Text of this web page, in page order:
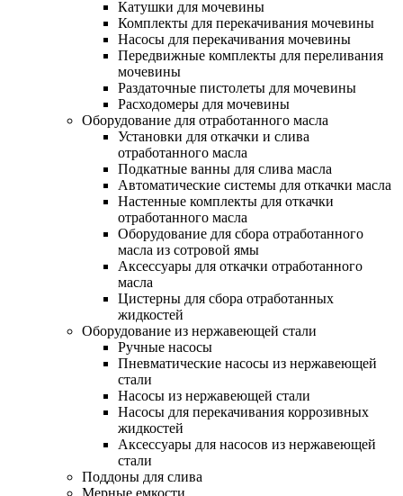
Катушки для мочевины
Комплекты для перекачивания мочевины
Насосы для перекачивания мочевины
Передвижные комплекты для переливания
мочевины
Раздаточные пистолеты для мочевины
Расходомеры для мочевины
Оборудование для отработанного масла
Установки для откачки и слива
отработанного масла
Подкатные ванны для слива масла
Автоматические системы для откачки масла
Настенные комплекты для откачки
отработанного масла
Оборудование для сбора отработанного
масла из сотровой ямы
Аксессуары для откачки отработанного
масла
Цистерны для сбора отработанных
жидкостей
Оборудование из нержавеющей стали
Ручные насосы
Пневматические насосы из нержавеющей
стали
Насосы из нержавеющей стали
Насосы для перекачивания коррозивных
жидкостей
Аксессуары для насосов из нержавеющей
стали
Поддоны для слива